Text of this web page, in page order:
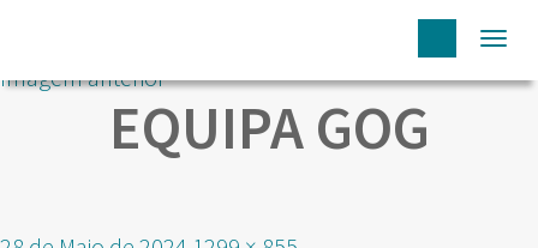
Imagem anterior
EQUIPA GOG